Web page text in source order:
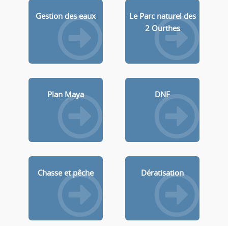
Gestion des eaux
Le Parc naturel des
2 Ourthes
Plan Maya DNF
Chasse et pêche Dératisation